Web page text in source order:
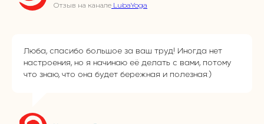
Отзыв на канале LubaYoga
Люба, спасибо большое за ваш труд! Иногда нет
настроения, но я начинаю её делать с вами, потому
что знаю, что она будет бережная и полезная:)